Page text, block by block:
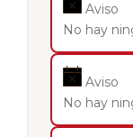
Aviso
No hay
Aviso
No hay